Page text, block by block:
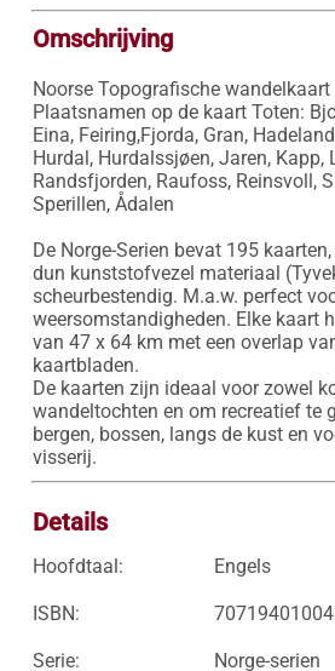
Omschrijving
Noorse Topografische wandelkaart
Plaatsnamen op de kaart Toten:
Eina, Feiring,Fjorda, Gran,
Hurdal, Hurdalssjøen, Jaren, Kapp,
Randsfjorden, Raufoss, Reinsvoll,
Sperillen, Ådalen
De Norge-Serien bevat 195
dun kunststofvezel materiaal
scheurbestendig. M.a.w. perfect
weersomstandigheden. Elke kaart
van 47 x 64 km met een overlap
kaartbladen.
De kaarten zijn ideaal voor zowel
wandeltochten en om recreatief te
bergen, bossen, langs de kust en
visserij.
Details
Hoofdtaal: Engels
ISBN:
Serie: Norge-serien